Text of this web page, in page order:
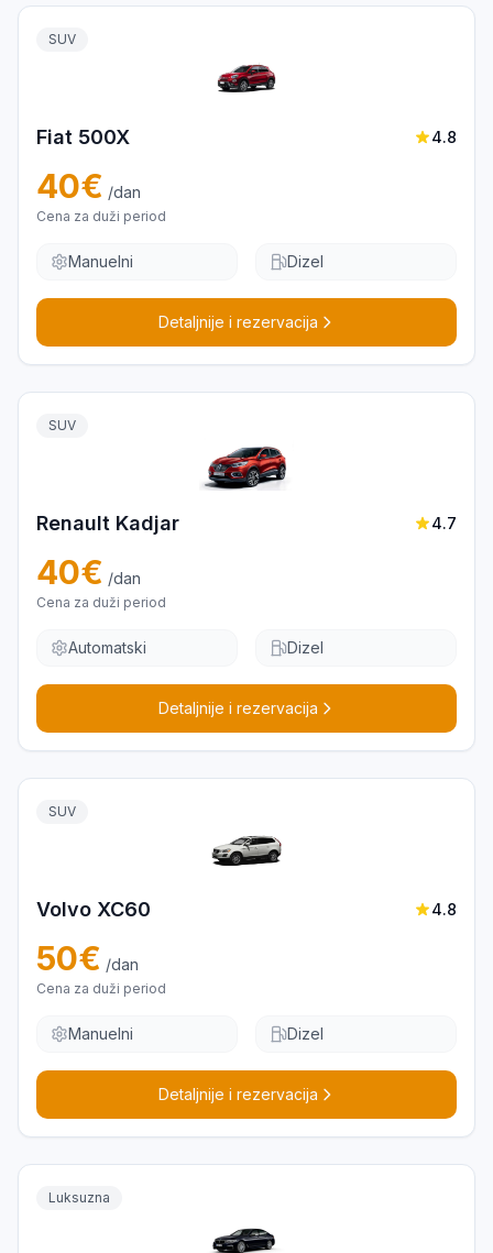
SUV
Fiat 500X 4.8
40€ /dan
Cena za duži period
Manuelni Dizel
Detaljnije i rezervacija
SUV
Renault Kadjar 4.7
40€ /dan
Cena za duži period
Automatski Dizel
Detaljnije i rezervacija
SUV
Volvo XC60 4.8
50€ /dan
Cena za duži period
Manuelni Dizel
Detaljnije i rezervacija
Luksuzna